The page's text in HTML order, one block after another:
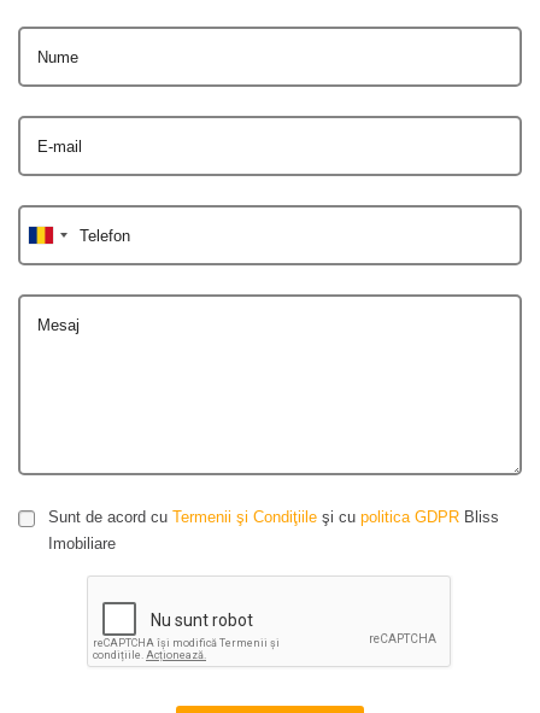
Nume
E-mail
Telefon
Mesaj
Sunt de acord cu Termenii şi Condiţiile şi cu politica GDPR Bliss
Imobiliare